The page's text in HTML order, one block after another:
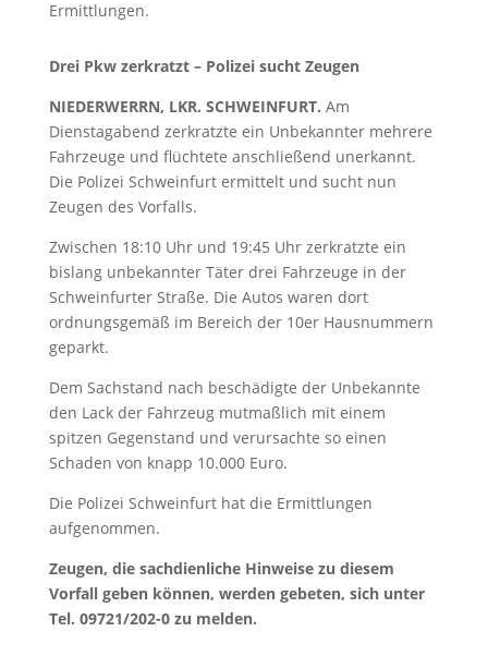
Ermittlungen.
Drei Pkw zerkratzt – Polizei sucht Zeugen
NIEDERWERRN, LKR. SCHWEINFURT. Am
Dienstagabend zerkratzte ein Unbekannter mehrere
Fahrzeuge und flüchtete anschließend unerkannt.
Die Polizei Schweinfurt ermittelt und sucht nun
Zeugen des Vorfalls.
Zwischen 18:10 Uhr und 19:45 Uhr zerkratzte ein
bislang unbekannter Täter drei Fahrzeuge in der
Schweinfurter Straße. Die Autos waren dort
ordnungsgemäß im Bereich der 10er Hausnummern
geparkt.
Dem Sachstand nach beschädigte der Unbekannte
den Lack der Fahrzeug mutmaßlich mit einem
spitzen Gegenstand und verursachte so einen
Schaden von knapp 10.000 Euro.
Die Polizei Schweinfurt hat die Ermittlungen
aufgenommen.
Zeugen, die sachdienliche Hinweise zu diesem
Vorfall geben können, werden gebeten, sich unter
Tel. 09721/202-0 zu melden.